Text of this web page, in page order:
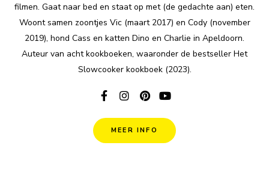
filmen. Gaat naar bed en staat op met (de gedachte aan) eten.
Woont samen zoontjes Vic (maart 2017) en Cody (november
2019), hond Cass en katten Dino en Charlie in Apeldoorn.
Auteur van acht kookboeken, waaronder de bestseller Het
Slowcooker kookboek (2023).
MEER INFO